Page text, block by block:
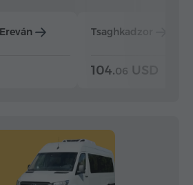
Tsaghkadzor
104.06 USD